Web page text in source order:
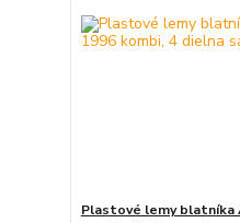
Plastové lemy blatníka